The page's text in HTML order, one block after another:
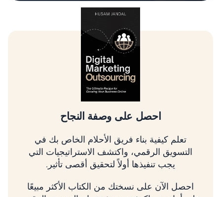
تسلق شجرة التسويق الرقمي
تعلم كيفية تحديد أولويات الأمور الأكثر أهمية، وربط
استراتيجيتك بالإيرادات، وتنمية عملك باستخدام
إطار عمل مثبت.